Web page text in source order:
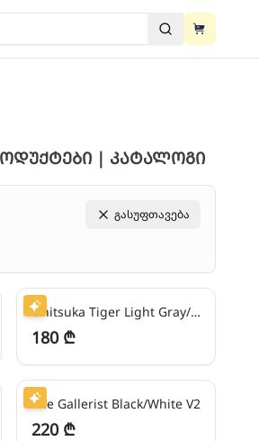
ძებნაView cart
View cart
| კატალოგი
გასუფთავება
45₾/თვეში
Onitsuka Tiger Light Gray/Navy Blue
180 ₾
55₾/თვეში
The Gallerist Black/White V2
220 ₾